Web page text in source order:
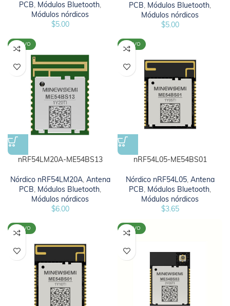
PCB, Módulos Bluetooth,
Módulos nórdicos
$5.00
PCB Módulos Bluetooth
Módulos nórdicos
$5.00
NUEVO
nRF54LM20A-ME54BS13
Nórdico nRF54LM20A, Antena
PCB, Módulos Bluetooth,
Módulos nórdicos
$6.00
NUEVO
nRF54L05-ME54BS01
Nórdico nRF54L05, Antena
PCB Módulos Bluetooth
Módulos nórdicos
$3.65
NUEVO NUEVO